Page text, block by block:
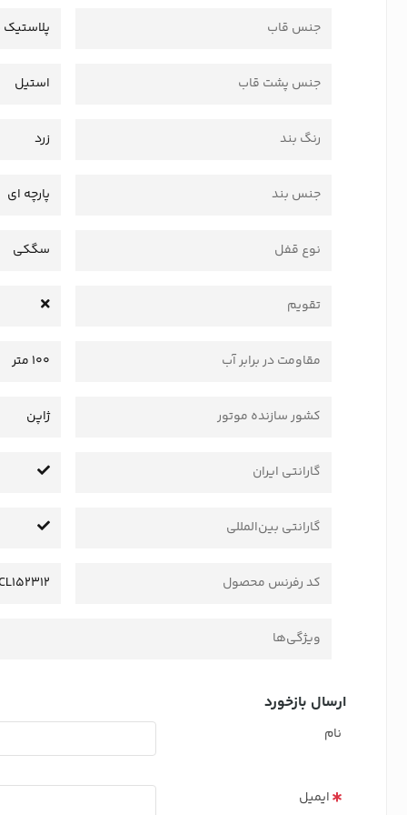
جنس قاب
جنس پشت قاب استیل
رنگ بند زرد
جنس بند پارچه ای
نوع قفل سگکی
تقویم
مقاومت در برابر آب 100 متر
کشور سازنده موتور ژاپن
گارانتی ایران
گارانتی بین‌المللی
کد رفرنس محصول
ویژگی‌ها
ارسال بازخورد
نام
ایمیل